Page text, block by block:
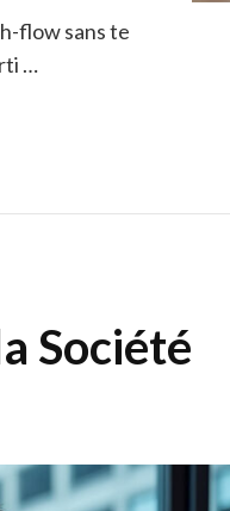
flow sans te
…
Société